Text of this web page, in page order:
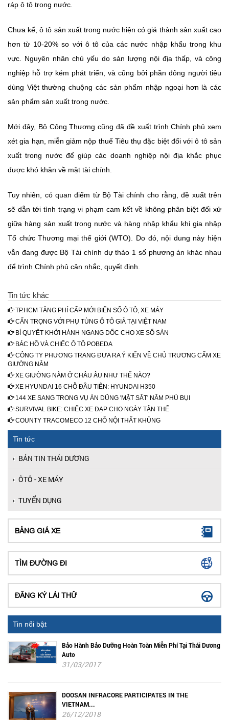
ráp ô tô trong nước.
Chưa kể, ô tô sản xuất trong nước hiện có giá thành sản xuất cao
hơn từ 10-20% so với ô tô của các nước nhập khẩu trong khu
vực. Nguyên nhân chủ yếu do sản lượng nội địa thấp, và công
nghiệp hỗ trợ kém phát triển, và cũng bởi phần đông người tiêu
dùng Việt thường chuộng các sản phẩm nhập ngoại hơn là các
sản phẩm sản xuất trong nước.
Mới đây, Bộ Công Thương cũng đã đề xuất trình Chính phủ xem
xét gia hạn, miễn giảm nộp thuế Tiêu thụ đặc biệt đối với ô tô sản
xuất trong nước để giúp các doanh nghiệp nội địa khắc phục
được khó khăn về mặt tài chính.
Tuy nhiên, có quan điểm từ Bộ Tài chính cho rằng, đề xuất trên
sẽ dẫn tới tình trạng vi phạm cam kết về không phân biệt đối xử
giữa hàng sản xuất trong nước và hàng nhập khẩu khi gia nhập
Tổ chức Thương mại thế giới (WTO). Do đó, nội dung này hiện
vẫn đang được Bộ Tài chính dự thảo 1 số phương án khác nhau
để trình Chính phủ cân nhắc, quyết định.
Tin tức khác
TP.HCM TĂNG PHÍ CẤP MỚI BIỂN SỐ Ô TÔ, XE MÁY
CẨN TRỌNG VỚI PHỤ TÙNG Ô TÔ GIẢ TẠI VIỆT NAM
BÍ QUYẾT KHỞI HÀNH NGANG DỐC CHO XE SỐ SÀN
BÁC HỒ VÀ CHIẾC Ô TÔ POBEDA
CÔNG TY PHƯƠNG TRANG ĐƯA RA Ý KIẾN VỀ CHỦ TRƯƠNG CẤM XE
GIƯỜNG NẰM
XE GIƯỜNG NẰM Ở CHÂU ÂU NHƯ THẾ NÀO?
XE HYUNDAI 16 CHỖ ĐẦU TIÊN: HYUNDAI H350
144 XE SANG TRONG VỤ ÁN DŨNG 'MẶT SẮT' NẰM PHỦ BỤI
SURVIVAL BIKE: CHIẾC XE ĐẠP CHO NGÀY TẬN THẾ
COUNTY TRACOMECO 12 CHỖ NỘI THẤT KHỦNG
Tin tức
BẢN TIN THÁI DƯƠNG
ÔTÔ - XE MÁY
TUYỂN DỤNG
BẢNG GIÁ XE
TÌM ĐƯỜNG ĐI
ĐĂNG KÝ LÁI THỬ
Tin nổi bật
Bảo Hành Bảo Dưỡng Hoàn Toàn Miễn Phí Tại Thái Dương
Auto
31/03/2017
DOOSAN INFRACORE PARTICIPATES IN THE
VIETNAM...
26/12/2018